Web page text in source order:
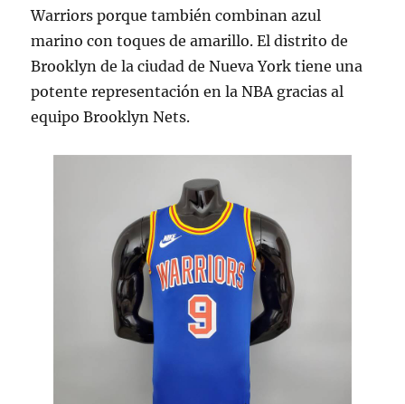
Warriors porque también combinan azul
marino con toques de amarillo. El distrito de
Brooklyn de la ciudad de Nueva York tiene una
potente representación en la NBA gracias al
equipo Brooklyn Nets.